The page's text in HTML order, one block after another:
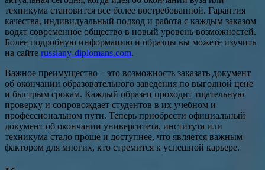
техникума становится все более востребованной. Гарантия
качества, индивидуальный подход и работа с каждым заказом
водят современное общество в новый уровень возможностей.
Более подробную информацию и образцы вы можете изучить
на сайте russiany-diplomans.com.
Важное преимущество – это возможность заказать документ
об окончании образовательного заведения по выгодной цене
и быстрым срокам. Каждый образец проходит тщательную
проверку и сопровождает студентов в их учебном и
профессиональном пути. Теперь приобрести официальный
документ об окончании университета, института или
техникума стало проще и доступнее, что является важным
фактором для многих, кто стремится к успешной карьере.